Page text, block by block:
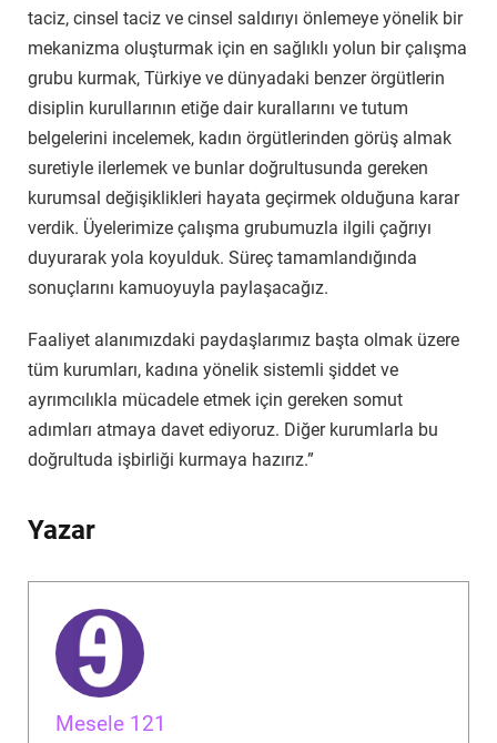
taciz, cinsel taciz ve cinsel saldırıyı önlemeye yönelik bir
mekanizma oluşturmak için en sağlıklı yolun bir çalışma
grubu kurmak, Türkiye ve dünyadaki benzer örgütlerin
disiplin kurullarının etiğe dair kurallarını ve tutum
belgelerini incelemek, kadın örgütlerinden görüş almak
suretiyle ilerlemek ve bunlar doğrultusunda gereken
kurumsal değişiklikleri hayata geçirmek olduğuna karar
verdik. Üyelerimize çalışma grubumuzla ilgili çağrıyı
duyurarak yola koyulduk. Süreç tamamlandığında
sonuçlarını kamuoyuyla paylaşacağız.
Faaliyet alanımızdaki paydaşlarımız başta olmak üzere
tüm kurumları, kadına yönelik sistemli şiddet ve
ayrımcılıkla mücadele etmek için gereken somut
adımları atmaya davet ediyoruz. Diğer kurumlarla bu
doğrultuda işbirliği kurmaya hazırız.”
Yazar
Mesele 121